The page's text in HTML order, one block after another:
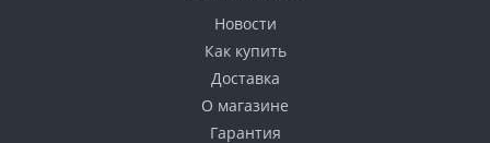
Новости
Как купить
Доставка
О магазине
Гарантия